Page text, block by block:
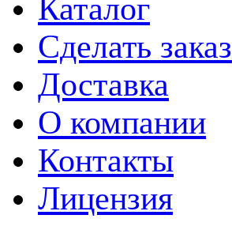
Каталог
Сделать заказ
Доставка
О компании
Контакты
Лицензия